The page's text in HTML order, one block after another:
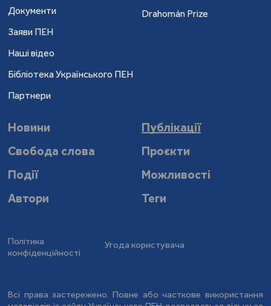
Документи
Заяви ПЕН
Наші відео
Бібліотека Українського ПЕН
Партнери
Drahomán Prize
Новини
Публікації
Свобода слова
Проєкти
Події
Можливості
Автори
Теги
Політика
конфіденційності
Угода користувача
Всі права застережено. Повне або часткове використання